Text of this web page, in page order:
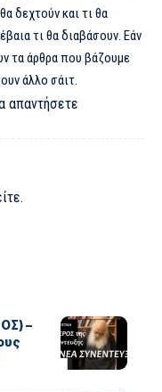
δεχτούν και τι θα
τι θα διαβάσουν. Εάν
τα άρθρα που βάζουμε
άλλο σάιτ.
απαντήσετε
.
–